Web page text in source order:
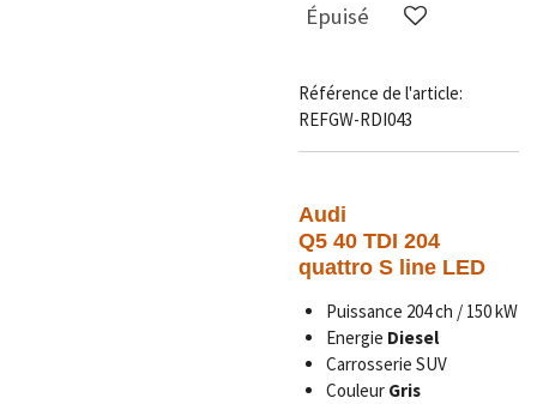
Épuisé
Référence de l'article:
REFGW-RDI043
Audi
Q5 40 TDI 204
quattro S line LED
Puissance 204 ch / 150 kW
Energie Diesel
Carrosserie SUV
Couleur Gris